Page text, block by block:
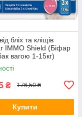
бліх та кліщів
IMMO Shield (Біфар
вагою 1-15кг)
₴ 176,50 ₴
Купити